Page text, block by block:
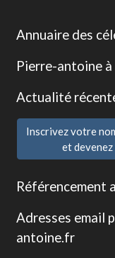
Annuaire des
Pierre-antoine
Actualité
Inscrivez votre
et
Référencement
Adresses email
antoine.fr